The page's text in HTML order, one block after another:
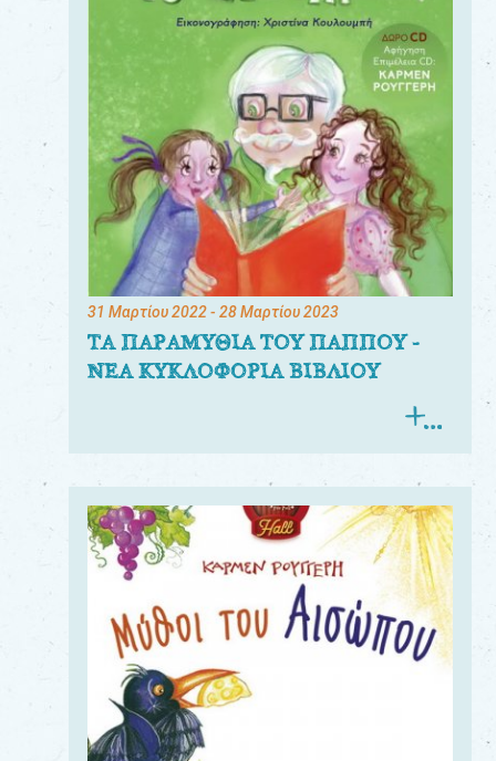
31 Μαρτίου 2022- 28 Μαρτίου 2023
ΤΑ ΠΑΡΑΜΥΘΙΑ ΤΟΥ ΠΑΠΠΟΥ -
ΝΕΑ ΚΥΚΛΟΦΟΡΙΑ ΒΙΒΛΙΟΥ